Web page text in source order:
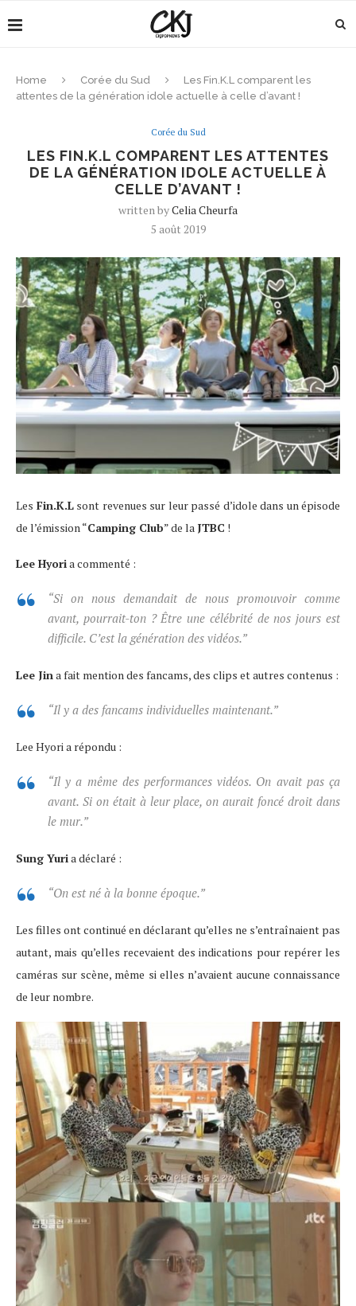
Home Corée du Sud
Les Fin.K.L comparent les
attentes de la génération idole actuelle à celle d’avant !
Corée du Sud
LES FIN.K.L COMPARENT LES ATTENTES
DE LA GÉNÉRATION IDOLE ACTUELLE À
CELLE D’AVANT !
written byCelia Cheurfa
5 août 2019
Les Fin.K.Lsont revenues sur leur passé d’idole dans un épisode
de l’émission “Camping Club” de la JTBC !
Lee Hyoria commenté :
“Si on nous demandait de nous promouvoir comme
avant, pourrait-ton ? Être une célébrité de nos jours est
difficile. C’est la génération des vidéos.”
Lee Jina fait mention des fancams, des clips et autres contenus :
“Il y a des fancams individuelles maintenant.”
Lee Hyori a répondu :
“Il y a même des performances vidéos. On avait pas ça
avant. Si on était à leur place, on aurait foncé droit dans
le mur.”
Sung Yuria déclaré :
“On est né à la bonne époque.”
Les filles ont continué en déclarant qu’elles ne s’entraînaient pas
autant, mais qu’elles recevaient des indications pour repérer les
caméras sur scène, même si elles n’avaient aucune connaissance
de leur nombre.